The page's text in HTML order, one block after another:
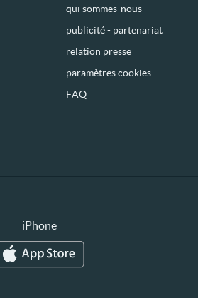
qui sommes-nous
publicité - partenariat
relation presse
paramètres cookies
FAQ
iPhone